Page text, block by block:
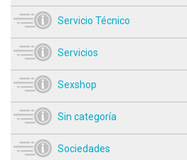
Servicio Técnico
Servicios
Sexshop
Sin categoría
Sociedades